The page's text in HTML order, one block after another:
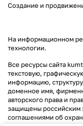
Создание и
На информационном
технологии.
Все ресурсы сайта
текстовую,
информацию,
доменное имя,
авторского права и
защищены российским
соглашениями об